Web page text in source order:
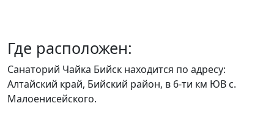
Где расположен:
Санаторий Чайка Бийск находится по адресу:
Алтайский край, Бийский район, в 6-ти км ЮВ с.
Малоенисейского.